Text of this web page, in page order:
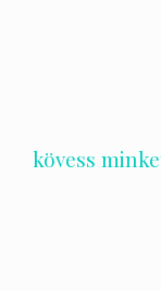
kövess